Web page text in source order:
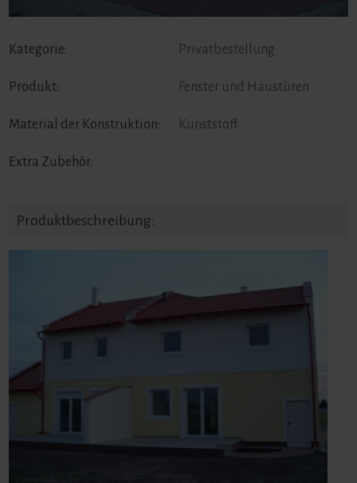
Kategorie: Privatbestellung
Produkt: Fenster und Haustüren
Material der Konstruktion: Kunststoff
Extra Zubehör:
Produktbeschreibung: